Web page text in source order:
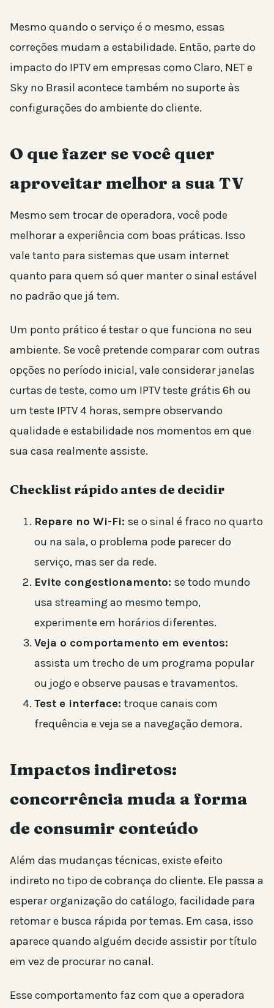
Mesmo quando o serviço é o mesmo, essas
correções mudam a estabilidade. Então, parte do
impacto do IPTV em empresas como Claro, NET e
Sky no Brasil acontece também no suporte às
configurações do ambiente do cliente.
O que fazer se você quer
aproveitar melhor a sua TV
Mesmo sem trocar de operadora, você pode
melhorar a experiência com boas práticas. Isso
vale tanto para sistemas que usam internet
quanto para quem só quer manter o sinal estável
no padrão que já tem.
Um ponto prático é testar o que funciona no seu
ambiente. Se você pretende comparar com outras
opções no período inicial, vale considerar janelas
curtas de teste, como um IPTV teste grátis 6h ou
um teste IPTV 4 horas, sempre observando
qualidade e estabilidade nos momentos em que
sua casa realmente assiste.
Checklist rápido antes de decidir
Repare no Wi-Fi: se o sinal é fraco no quarto
ou na sala, o problema pode parecer do
serviço, mas ser da rede.
Evite congestionamento: se todo mundo
usa streaming ao mesmo tempo,
experimente em horários diferentes.
Veja o comportamento em eventos:
assista um trecho de um programa popular
ou jogo e observe pausas e travamentos.
Test e interface: troque canais com
frequência e veja se a navegação demora.
Impactos indiretos:
concorrência muda a forma
de consumir conteúdo
Além das mudanças técnicas, existe efeito
indireto no tipo de cobrança do cliente. Ele passa a
esperar organização do catálogo, facilidade para
retomar e busca rápida por temas. Em casa, isso
aparece quando alguém decide assistir por título
em vez de procurar no canal.
Esse comportamento faz com que a operadora